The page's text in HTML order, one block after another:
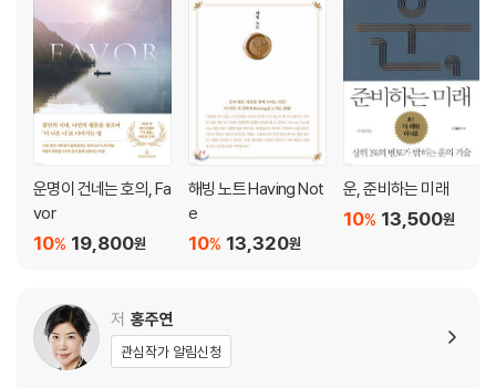
- 구루 스토리_고등학생 구루가 되다
3부. 감정에 답이 있다
14. Having을 시작하다
15. 소비할 때의 마음
16. 새로운 키워드
- 그릇을 채우다
17. 감정의 힘
- 구루 스토리_비바람이 치다
4부. 불안에서 해방되려면
운명이 건네는 호의, Fa
vor
19,800원
10%
해빙 노트 Having Not
e
13,320원
10%
운, 준비하는 미래
13,500원
10%
저 홍주연
관심작가 알림신청